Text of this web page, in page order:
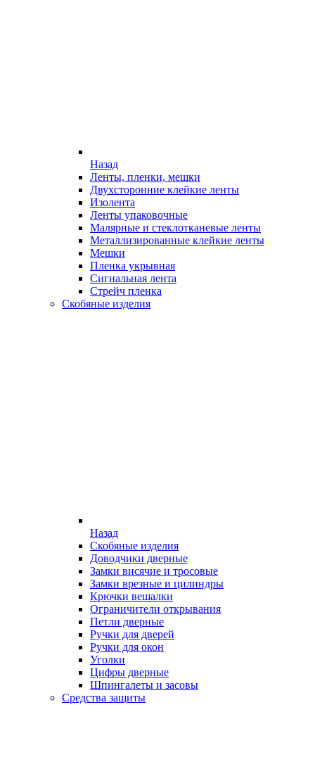
Назад
Ленты, пленки, мешки
Двухсторонние клейкие ленты
Изолента
Ленты упаковочные
Малярные и стеклотканевые ленты
Металлизированные клейкие ленты
Мешки
Пленка укрывная
Сигнальная лента
Стрейч пленка
Скобяные изделия
Назад
Скобяные изделия
Доводчики дверные
Замки висячие и тросовые
Замки врезные и цилиндры
Крючки вешалки
Ограничители открывания
Петли дверные
Ручки для дверей
Ручки для окон
Уголки
Цифры дверные
Шпингалеты и засовы
Средства защиты